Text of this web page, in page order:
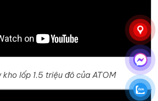
kho lốp 1.5 triệu đô của ATOM